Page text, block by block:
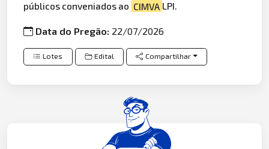
públicos conveniados ao CIMVA LPI.
Data do Pregão: 22/07/2026
Lotes Edital Compartilhar